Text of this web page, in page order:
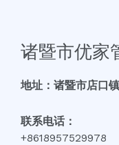
诸暨市优家
地址：诸暨市店口
联系电话：
+8618957529978